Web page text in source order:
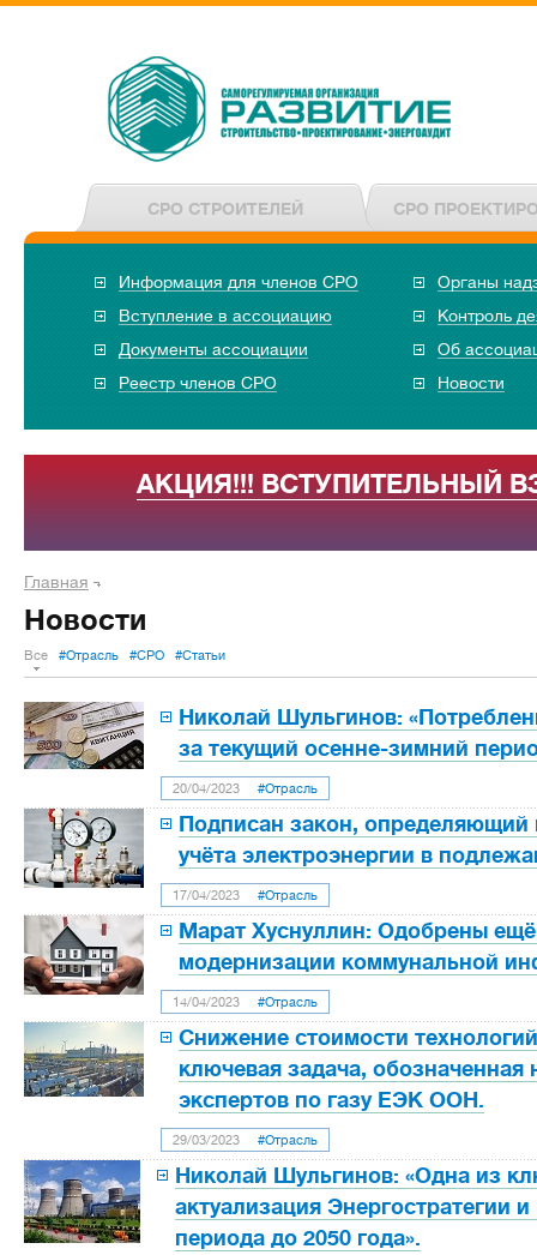
СРО СТРОИТЕЛЕЙ СРО
Информация для членов СРО
Вступление в ассоциацию
Документы ассоциации
Реестр членов СРО
Органы
Контроль
Об
Новости
АКЦИЯ!!! ВСТУПИТЕЛЬНЫЙ
Главная
Новости
Все #Отрасль #СРО #Статьи
Николай Шульгинов:
за текущий осенне-зимний
20/04/2023 #Отрасль
Подписан закон, определяющий
учёта электроэнергии в
17/04/2023 #Отрасль
Марат Хуснуллин: Одобрены
модернизации коммунальной
14/04/2023 #Отрасль
Снижение стоимости
ключевая задача, обозначенная
экспертов по газу ЕЭК ООН.
29/03/2023 #Отрасль
Николай Шульгинов: «Одна из
актуализация Энергостратегии
периода до 2050 года».